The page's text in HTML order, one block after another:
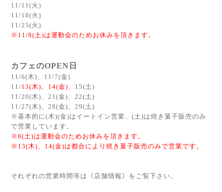
11/11(火)
11/18(火)
11/25(火)
※11/8(土)は運動会のためお休みを頂きます。
カフェのOPEN日
11/6(木)、11/7(金)
11/13(木)、 14(金)、15(土)
11/20(木)、21(金)、22(土)
11/27(木)、28(金)、29(土)
※基本的に(木)(金)はイートイン営業、(土)は焼き菓子販売のみ
で営業しています。
※8(土)は運動会のためお休みを頂きます。
※13(木)、14(金)は都合により焼き菓子販売のみで営業です。
それぞれの営業時間等は《 店舗情報 》をご覧下さい。